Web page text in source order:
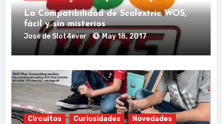
La Compatibilidad de Scalextric WOS,
fácil y sin misterios
Jose de Slot4ever May 18, 2017
Circuitos Curiosidades Novedades